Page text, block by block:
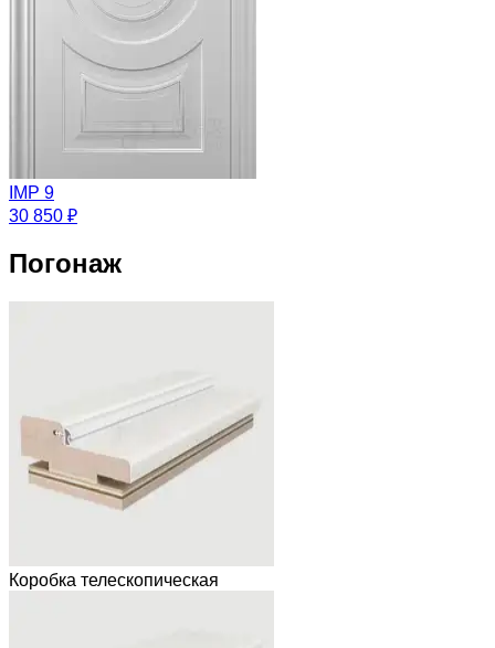
IMP 9
30 850 ₽
Погонаж
Коробка телескопическая